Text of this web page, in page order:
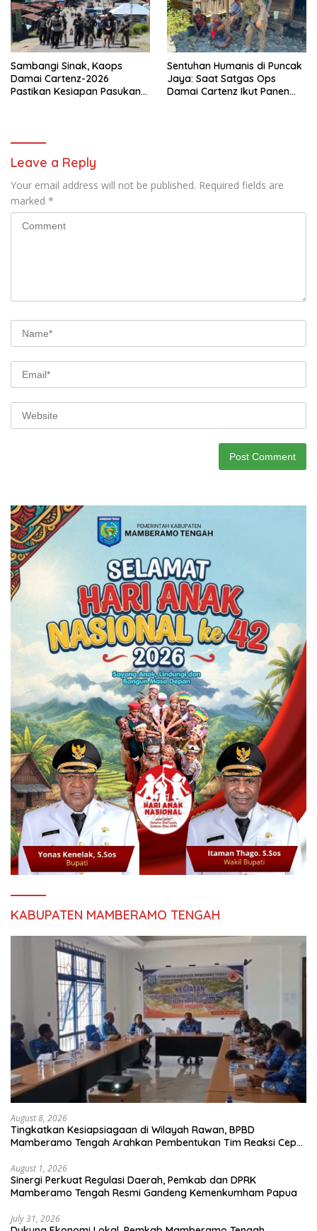
Sambangi Sinak, Kaops
Damai Cartenz-2026
Pastikan Kesiapan Pasukan
Sentuhan Humanis di Puncak
Jaya: Saat Satgas Ops
Damai Cartenz Ikut Panen
Leave a Reply
Your email address will not be published. Required fields are
marked *
KABUPATEN MAMBERAMO TENGAH
August 8, 2026
Tingkatkan Kesiapsiagaan di Wilayah Rawan, BPBD
Mamberamo Tengah Arahkan Pembentukan Tim Reaksi Cepat
August 1, 2026
Sinergi Perkuat Regulasi Daerah, Pemkab dan DPRK
Mamberamo Tengah Resmi Gandeng Kemenkumham Papua
July 31, 2026